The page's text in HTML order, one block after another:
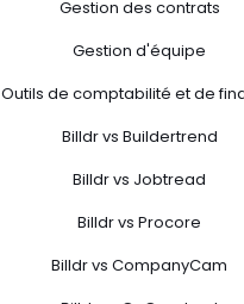
Gestion des contrats
Gestion d'équipe
Outils de comptabilité et de
Billdr vs Buildertrend
Billdr vs Jobtread
Billdr vs Procore
Billdr vs CompanyCam